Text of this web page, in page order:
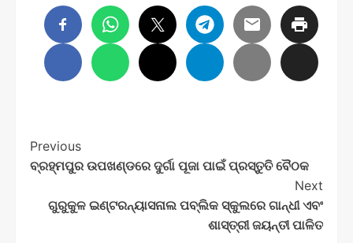
Post
Navigation
Previous
ବ୍ରହ୍ମପୁର ଉପଖଣ୍ଡରେ ଦୁର୍ଗା ପୂଜା ପାଇଁ ପ୍ରସ୍ତୁତି ବୈଠକ
Next
ଗୁରୁକୁଳ ଇଣ୍ଟରନ୍ୟାସନାଲ ପବ୍ଲିକ ସ୍କୁଲରେ ଗାନ୍ଧୀ ଏବଂ
ଶାସ୍ତ୍ରୀ ଜୟନ୍ତୀ ପାଳିତ